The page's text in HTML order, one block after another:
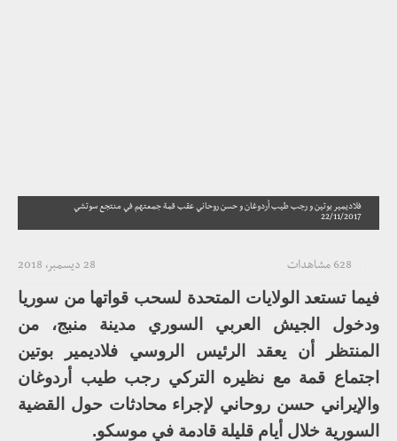
فلاديمير بوتين و رجب طيب أردوغان و حسن روحاني عقب قمة جمعتهم في منتجع سوتشي
22/11/2017
28 ديسمبر، 2018 628 مشاهدات
فيما تستعد الولايات المتحدة لسحب قواتها من سوريا
ودخول الجيش العربي السوري مدينة منبج، من
المنتظر أن يعقد الرئيس الروسي فلاديمير بوتين
اجتماع قمة مع نظيره التركي رجب طيب أردوغان
والإيراني حسن روحاني لإجراء محادثات حول القضية
السورية خلال أيام قليلة قادمة في موسكو.